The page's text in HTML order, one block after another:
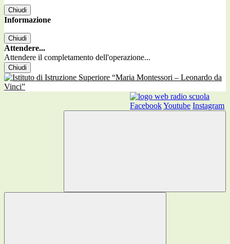
Chiudi
Informazione
Chiudi
Attendere...
Attendere il completamento dell'operazione...
Chiudi
FacebookYoutube Instagram